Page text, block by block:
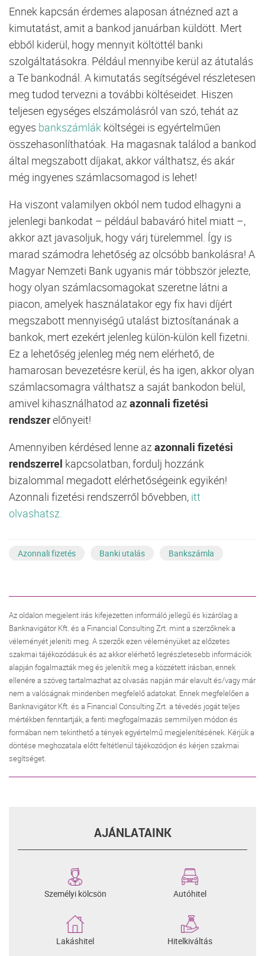
Ennek kapcsán érdemes alaposan átnézned azt a
kimutatást, amit a bankod januárban küldött. Mert
ebből kiderül, hogy mennyit költöttél banki
szolgáltatásokra. Például mennyibe kerül az átutalás
a Te bankodnál. A kimutatás segítségével részletesen
meg tudod tervezni a további költéseidet. Hiszen
teljesen egységes elszámolásról van szó, tehát az
egyes bankszámlák költségei is egyértelműen
összehasonlíthatóak. Ha magasnak találod a bankod
által megszabott díjakat, akkor válthatsz, és akár
még ingyenes számlacsomagod is lehet!
Ha viszont valamilyen okból nem tudod elhagyni a
jelenlegi bankodat – például babaváró hitel miatt –,
akkor azt javasoljuk, hogy várj türelemmel. Így is
marad számodra lehetőség az olcsóbb bankolásra! A
Magyar Nemzeti Bank ugyanis már többször jelezte,
hogy olyan számlacsomagokat szeretne látni a
piacon, amelyek használatakor egy fix havi díjért
megszabott mennyiségű utalást biztosítanának a
bankok, mert ezekért jelenleg külön-külön kell fizetni.
Ez a lehetőség jelenleg még nem elérhető, de
hamarosan bevezetésre kerül, és ha igen, akkor olyan
számlacsomagra válthatsz a saját bankodon belül,
amivel kihasználhatod az azonnali fizetési
rendszerelőnyeit!
Amennyiben kérdésed lenne az azonnali fizetési
rendszerrel kapcsolatban, fordulj hozzánk
bizalommal megadott elérhetőségeink egyikén!
Azonnali fizetési rendszerről bővebben, itt
olvashatsz.
Azonnali fizetés Banki utalás Bankszámla
Az oldalon megjelent írás kifejezetten informáló jellegű és kizárólag a
Banknavigátor Kft. és a Financial Consulting Zrt. mint a szerzőknek a
véleményét jeleníti meg. A szerzők ezen véleményüket az előzetes
szakmai tájékozódásuk és az akkor elérhető legrészletesebb információk
alapján fogalmazták meg és jelenítik meg a közzétett írásban, ennek
ellenére a szöveg tartalmazhat az olvasás napján már elavult és/vagy már
nem a valóságnak mindenben megfelelő adatokat. Ennek megfelelően a
Banknavigátor Kft. és a Financial Consulting Zrt. a tévedés jogát teljes
mértékben fenntartják, a fenti megfogalmazás semmilyen módon és
formában nem tekinthető a tények egyértelmű megjelenítésének. Kérjük a
döntése meghozatala előtt feltétlenül tájékozódjon és kérjen szakmai
segítséget.
AJÁNLATAINK
Személyi kölcsön Autóhitel
Lakáshitel Hitelkiváltás